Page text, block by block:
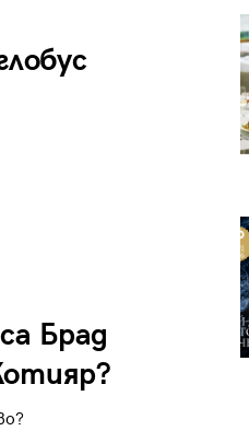
Брад